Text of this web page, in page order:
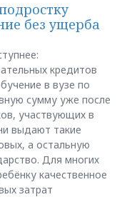
без ущерба
кредитов
в вузе по
сумму уже после
участвующих в
выдают такие
а остальную
Для многих
качественное
затрат